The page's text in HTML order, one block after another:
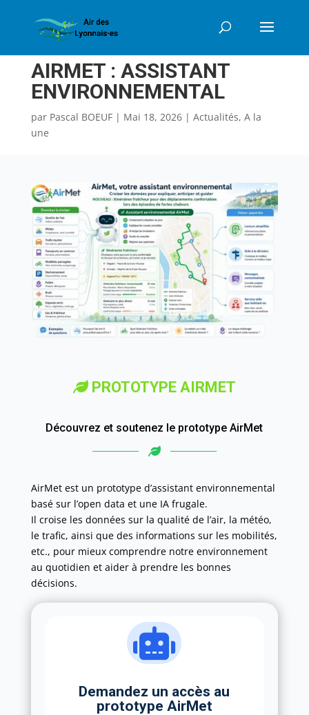
AIRMET : ASSISTANT
ENVIRONNEMENTAL
par Pascal BOEUF| Mai 18, 2026| Actualités, A la
une
PROTOTYPE AIRMET
Découvrez et soutenez le prototype AirMet
AirMet est un prototype d’assistant environnemental
basé sur l’open data et une IA frugale.
Il croise les données sur la qualité de l’air, la météo,
le trafic, ainsi que des informations sur les mobilités,
etc., pour mieux comprendre notre environnement
au quotidien et aider à prendre les bonnes
décisions.

Demandez un accès au
prototype AirMet